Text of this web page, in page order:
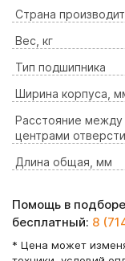
Страна
Вес, кг
Тип подшипника
Ширина корпуса,
Расстояние между
центрами
Длина общая, мм
Помощь в подборе
бесплатный: 8
* Цена может